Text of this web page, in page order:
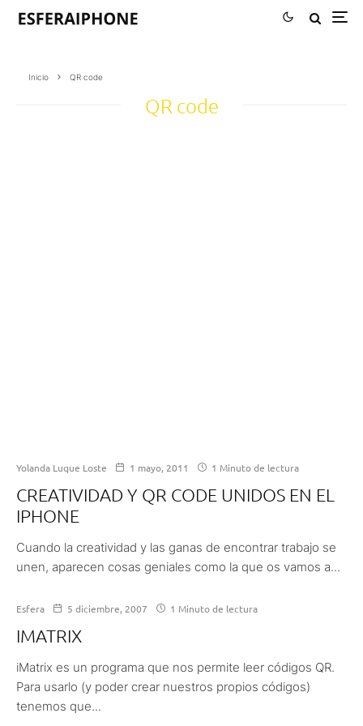
Inicio QR code
QR code
Yolanda Luque Loste 1 mayo, 2011 1 Minuto de lectura
CREATIVIDAD Y QR CODE UNIDOS EN EL
IPHONE
Cuando la creatividad y las ganas de encontrar trabajo se
unen, aparecen cosas geniales como la que os vamos a...
Esfera 5 diciembre, 2007 1 Minuto de lectura
IMATRIX
iMatrix es un programa que nos permite leer códigos QR.
Para usarlo (y poder crear nuestros propios códigos)
tenemos que...